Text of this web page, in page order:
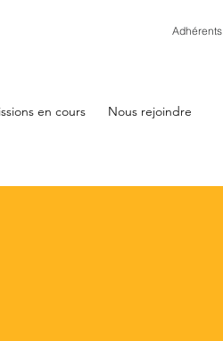
Adhérents
en cours Nous rejoindre